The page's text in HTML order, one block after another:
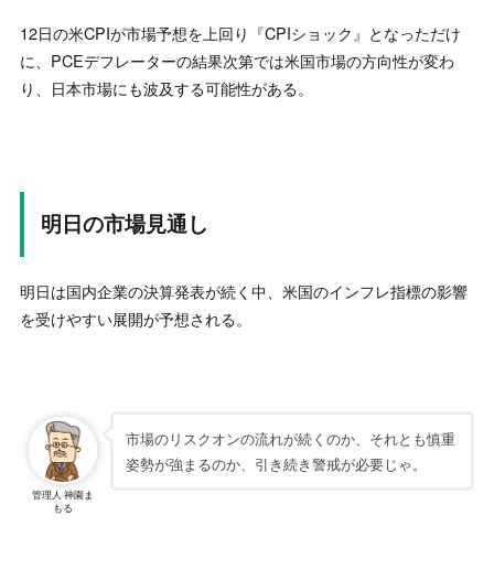
12日の米CPIが市場予想を上回り『CPIショック』となっただけ
に、PCEデフレーターの結果次第では米国市場の方向性が変わ
り、日本市場にも波及する可能性がある。
明日の市場見通し
明日は国内企業の決算発表が続く中、米国のインフレ指標の影響
を受けやすい展開が予想される。
管理人 神園ま
もる
市場のリスクオンの流れが続くのか、それとも慎重
姿勢が強まるのか、引き続き警戒が必要じゃ。